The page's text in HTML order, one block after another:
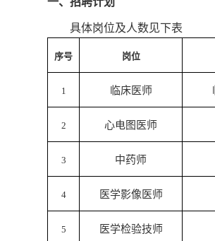
具体岗位及人数见下表
序号 岗位
1 临床医师
2 心电图医师
3 中药师
4 医学影像医师
5 医学检验技师